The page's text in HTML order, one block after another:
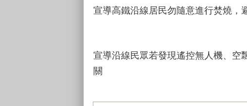
宣導高鐵沿線居民勿隨意進行焚燒，
宣導沿線民眾若發現遙控無人機、空
關